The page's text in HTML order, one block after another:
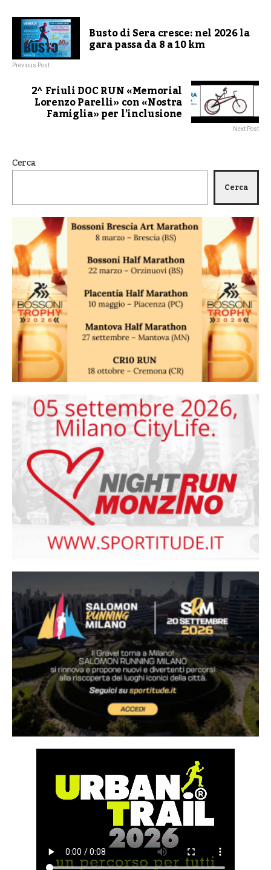
Busto di Sera cresce: nel 2026 la
gara passa da 8 a 10 km
Previous Post
2^ Friuli DOC RUN «Memorial
Lorenzo Parelli» con «Nostra
Famiglia» per l’inclusione
Next Post
Cerca
Cerca